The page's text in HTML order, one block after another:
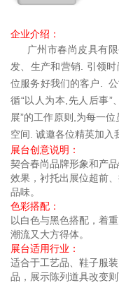
企业介绍：
广州市春尚皮具有
发、生产和营销. 引领
位服务好我们的客户.
循“以人为本,先人后事”
展”的工作原则,为每一
空间. 诚邀各位精英加入
展台创意说明：
契合春尚品牌形象和产
效果，衬托出展位超前
品味。
色彩搭配：
以白色与黑色搭配，着
潮流又大方得体。
展台适用行业：
适合于工艺品、鞋子服
品，展示陈列道具改变则